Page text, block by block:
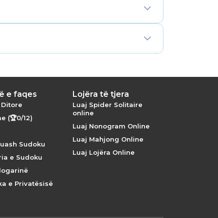
për ndërtimin dhe vlerësimin
ka një zgjidhje unike dhe
e faqes
(🏆0/12)
Sudoku
e Sudoku
e Privatësisë
Lojëra të tjera
Luaj Spider Solitaire
online
Luaj Nonogram Online
Luaj Mahjong Online
Luaj Lojëra Online